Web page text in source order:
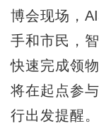
博会现场，
手和市民，
快速完成领
将在起点参
行出发提醒